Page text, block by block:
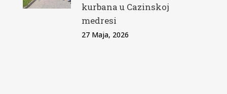
kurbana u Cazinskoj
medresi
27 Maja, 2026